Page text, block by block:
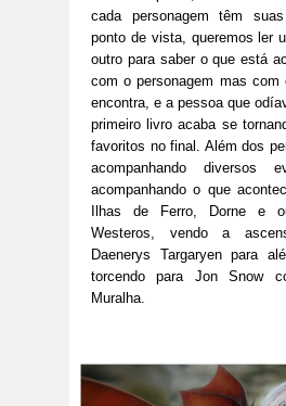
cada personagem têm
ponto de vista, queremos ler
outro para saber o que está
com o personagem mas com
encontra, e a pessoa que
primeiro livro acaba se
favoritos no final. Além dos
acompanhando diversos
acompanhando o que
Ilhas de Ferro, Dorne e
Westeros, vendo a
Daenerys Targaryen para
torcendo para Jon Snow
Muralha.